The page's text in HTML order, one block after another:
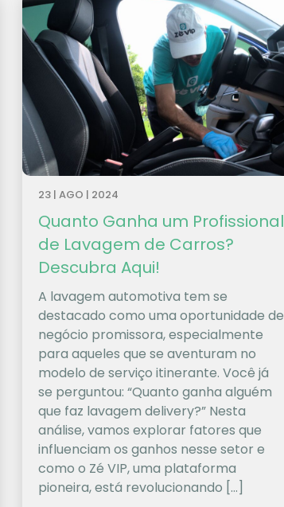
23 | AGO | 2024
Quanto Ganha um Profissional
de Lavagem de Carros?
Descubra Aqui!
A lavagem automotiva tem se
destacado como uma oportunidade de
negócio promissora, especialmente
para aqueles que se aventuram no
modelo de serviço itinerante. Você já
se perguntou: “Quanto ganha alguém
que faz lavagem delivery?” Nesta
análise, vamos explorar fatores que
influenciam os ganhos nesse setor e
como o Zé VIP, uma plataforma
pioneira, está revolucionando […]